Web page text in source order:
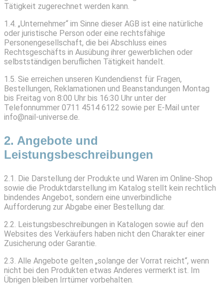
Tätigkeit zugerechnet werden kann.
1.4. „Unternehmer“ im Sinne dieser AGB ist eine natürliche
oder juristische Person oder eine rechtsfähige
Personengesellschaft, die bei Abschluss eines
Rechtsgeschäfts in Ausübung ihrer gewerblichen oder
selbstständigen beruflichen Tätigkeit handelt.
1.5. Sie erreichen unseren Kundendienst für Fragen,
Bestellungen, Reklamationen und Beanstandungen Montag
bis Freitag von 8:00 Uhr bis 16:30 Uhr unter der
Telefonnummer 0711 4514 6122 sowie per E-Mail unter
info@nail-universe.de.
2. Angebote und
Leistungsbeschreibungen
2.1. Die Darstellung der Produkte und Waren im Online-Shop
sowie die Produktdarstellung im Katalog stellt kein rechtlich
bindendes Angebot, sondern eine unverbindliche
Aufforderung zur Abgabe einer Bestellung dar.
2.2. Leistungsbeschreibungen in Katalogen sowie auf den
Websites des Verkäufers haben nicht den Charakter einer
Zusicherung oder Garantie.
2.3. Alle Angebote gelten „solange der Vorrat reicht“, wenn
nicht bei den Produkten etwas Anderes vermerkt ist. Im
Übrigen bleiben Irrtümer vorbehalten.